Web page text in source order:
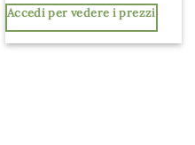
Accedi per vedere i prezzi